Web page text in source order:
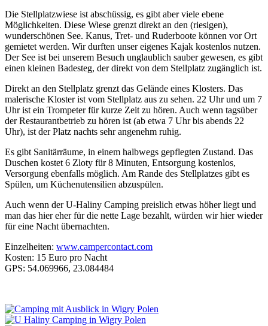
Die Stellplatzwiese ist abschüssig, es gibt aber viele ebene
Möglichkeiten. Diese Wiese grenzt direkt an den (riesigen),
wunderschönen See. Kanus, Tret- und Ruderboote können vor Ort
gemietet werden. Wir durften unser eigenes Kajak kostenlos nutzen.
Der See ist bei unserem Besuch unglaublich sauber gewesen, es gibt
einen kleinen Badesteg, der direkt von dem Stellplatz zugänglich ist.
Direkt an den Stellplatz grenzt das Gelände eines Klosters. Das
malerische Kloster ist vom Stellplatz aus zu sehen. 22 Uhr und um 7
Uhr ist ein Trompeter für kurze Zeit zu hören. Auch wenn tagsüber
der Restaurantbetrieb zu hören ist (ab etwa 7 Uhr bis abends 22
Uhr), ist der Platz nachts sehr angenehm ruhig.
Es gibt Sanitärräume, in einem halbwegs gepflegten Zustand. Das
Duschen kostet 6 Zloty für 8 Minuten, Entsorgung kostenlos,
Versorgung ebenfalls möglich. Am Rande des Stellplatzes gibt es
Spülen, um Küchenutensilien abzuspülen.
Auch wenn der U-Haliny Camping preislich etwas höher liegt und
man das hier eher für die nette Lage bezahlt, würden wir hier wieder
für eine Nacht übernachten.
Einzelheiten: www.campercontact.com
Kosten: 15 Euro pro Nacht
GPS: 54.069966, 23.084484